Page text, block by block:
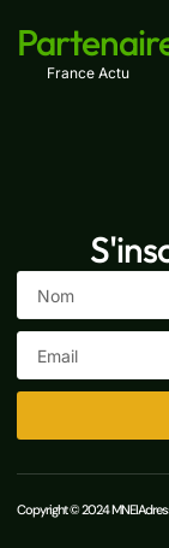
France Actu
Copyright © 2024 MNEI